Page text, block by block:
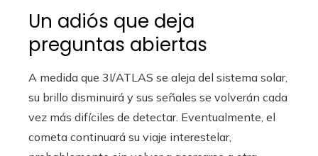
Un adiós que deja
preguntas abiertas
A medida que 3I/ATLAS se aleja del sistema solar,
su brillo disminuirá y sus señales se volverán cada
vez más difíciles de detectar. Eventualmente, el
cometa continuará su viaje interestelar,